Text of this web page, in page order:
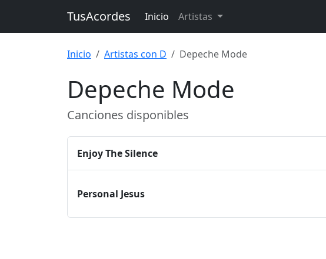
TusAcordes Inicio Artistas
Inicio Artistas con D Depeche Mode
Depeche Mode
Canciones disponibles
Enjoy The Silence
Personal Jesus